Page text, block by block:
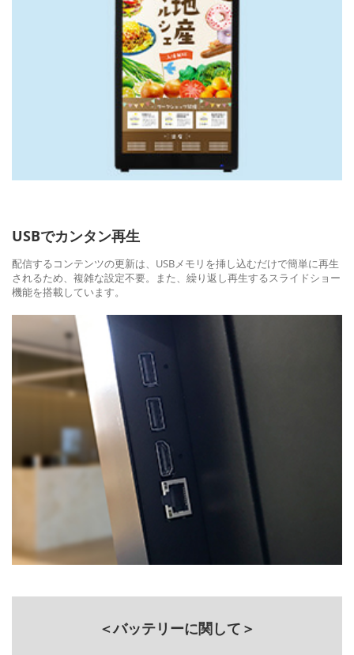
USBでカンタン再生
配信するコンテンツの更新は、USBメモリを挿し込むだけで簡単に再生
されるため、複雑な設定不要。また、繰り返し再生するスライドショー
機能を搭載しています。
＜バッテリーに関して＞